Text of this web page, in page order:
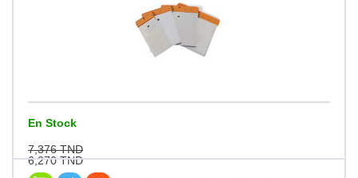
En Stock
7,376 TND
6,270 TND